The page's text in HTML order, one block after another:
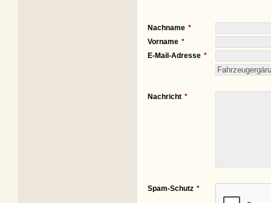
Nachname
Vorname
E-Mail-Adresse
Nachricht
Spam-Schutz